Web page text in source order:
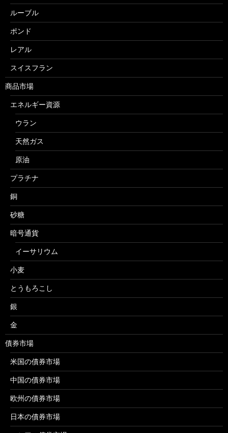
ルーブル
ポンド
レアル
スイスフラン
商品市場
エネルギー資源
ウラン
天然ガス
原油
プラチナ
銅
砂糖
暗号通貨
イーサリウム
小麦
とうもろこし
銀
金
債券市場
米国の債券市場
中国の債券市場
欧州の債券市場
日本の債券市場